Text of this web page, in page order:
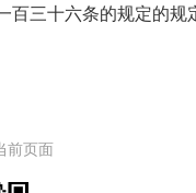
三十六条的规定的规
前页面